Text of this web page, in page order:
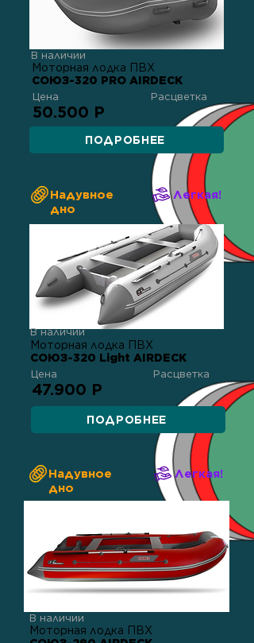
В наличии
Моторная лодка ПВХ
СОЮЗ-320 PRO AIRDECK
Цена Расцветка
50.500 Р
ПОДРОБНЕЕ
Надувное
дно
Легкая!
В наличии
Моторная лодка ПВХ
СОЮЗ-320 Light AIRDECK
Цена Расцветка
47.900 Р
ПОДРОБНЕЕ
Надувное
дно
Легкая!
В наличии
Моторная лодка ПВХ